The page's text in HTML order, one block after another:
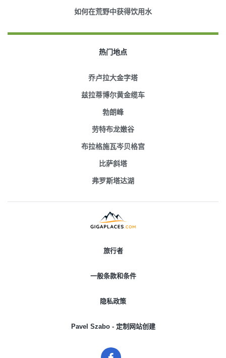
如何在荒野中获得饮用水
热门地点
乔卢拉大金字塔
兹拉蒂博尔黄金缆车
勃朗峰
劳特布龙嫩谷
布拉格施瓦岑贝格宫
比萨斜塔
弗罗斯塔达湖
旅行者
一般条款和条件
隐私政策
Pavel Szabo - 定制网站创建